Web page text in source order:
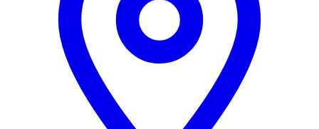
Менеджер сервиса
Онлайн · отвечаем за 5 мин
Здравствуйте! 👋 Подскажите марку,
модель и год вашего авто — расскажу про
ремонт, цены и сроки.